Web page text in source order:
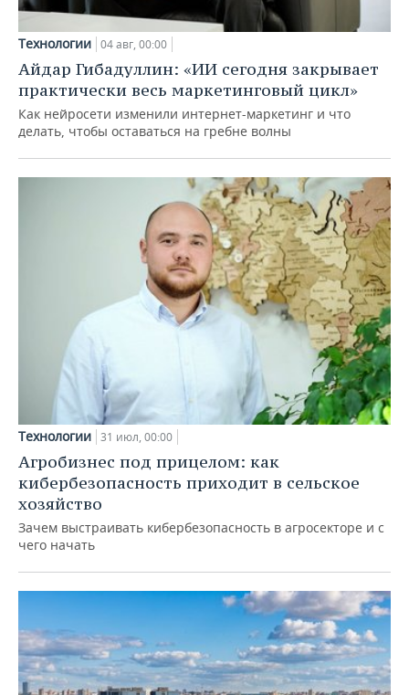
Технологии 04 авг, 00:00
Айдар Гибадуллин: «ИИ сегодня закрывает
практически весь маркетинговый цикл»
Как нейросети изменили интернет-маркетинг и что
делать, чтобы оставаться на гребне волны
Технологии 31 июл, 00:00
Агробизнес под прицелом: как
кибербезопасность приходит в сельское
хозяйство
Зачем выстраивать кибербезопасность в агросекторе и с
чего начать